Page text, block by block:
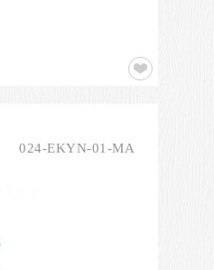
024-EKYN-01-MA